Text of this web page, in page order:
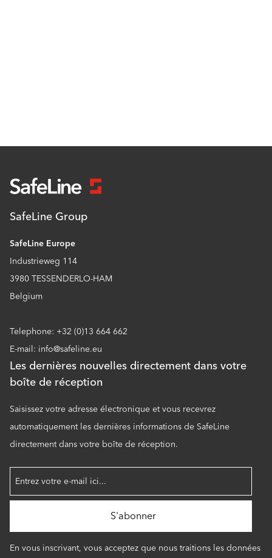
SafeLine Group
SafeLine Europe
Industrieweg 114
3980 TESSENDERLO-HAM
Belgium
Telephone: +32 (0)13 664 662
E-mail: info@safeline.eu
Les dernières nouvelles directement dans votre
boîte de réception
Saisissez votre adresse électronique et vous recevrez
automatiquement les dernières informations de SafeLine
directement dans votre boîte de réception.
En vous inscrivant, vous acceptez que nous traitions les données